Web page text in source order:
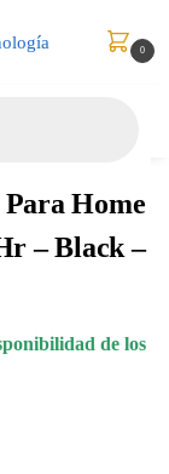
0
Home
– Black –
de los